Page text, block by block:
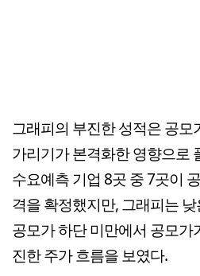
그래피의 부진한 성적은 공모
가리기가 본격화한 영향으로
수요예측 기업 8곳 중 7곳이
격을 확정했지만, 그래피는
공모가 하단 미만에서 공모가
진한 주가 흐름을 보였다.